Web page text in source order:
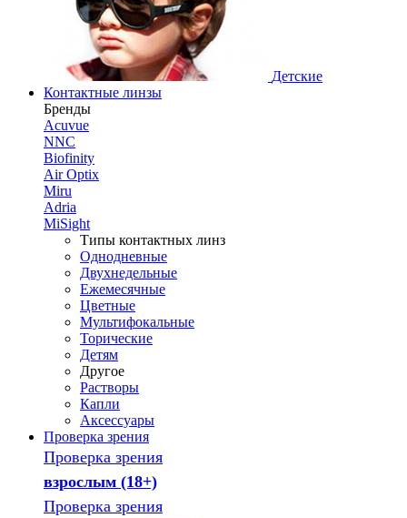
Детские
Контактные линзы
Бренды
Acuvue
NNC
Biofinity
Air Optix
Miru
Adria
MiSight
Типы контактных линз
Однодневные
Двухнедельные
Ежемесячные
Цветные
Мультифокальные
Торические
Детям
Другое
Растворы
Капли
Аксессуары
Проверка зрения
Проверка зрения
взрослым (18+)
Проверка зрения